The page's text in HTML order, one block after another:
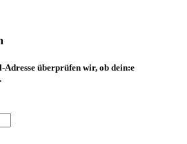
überprüfen wir, ob dein:e